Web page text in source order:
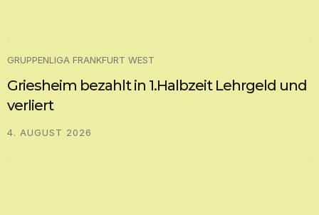
GRUPPENLIGA FRANKFURT WEST
Griesheim bezahlt in 1.Halbzeit Lehrgeld und
verliert
4. AUGUST 2026